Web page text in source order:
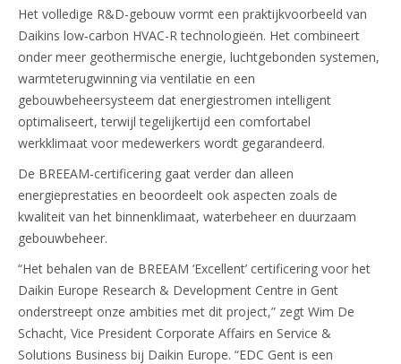
Het volledige R&D-gebouw vormt een praktijkvoorbeeld van
Daikins low‑carbon HVAC-R technologieën. Het combineert
onder meer geothermische energie, luchtgebonden systemen,
warmteterugwinning via ventilatie en een
gebouwbeheersysteem dat energiestromen intelligent
optimaliseert, terwijl tegelijkertijd een comfortabel
werkklimaat voor medewerkers wordt gegarandeerd.
De BREEAM-certificering gaat verder dan alleen
energieprestaties en beoordeelt ook aspecten zoals de
kwaliteit van het binnenklimaat, waterbeheer en duurzaam
gebouwbeheer.
“Het behalen van de BREEAM ‘Excellent’ certificering voor het
Daikin Europe Research & Development Centre in Gent
onderstreept onze ambities met dit project,” zegt Wim De
Schacht, Vice President Corporate Affairs en Service &
Solutions Business bij Daikin Europe. “EDC Gent is een